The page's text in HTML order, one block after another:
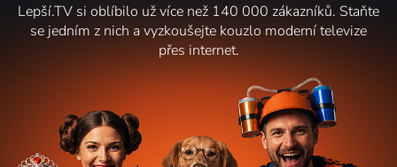
Lepší.TV si oblíbilo už více než 140 000 zákazníků. Staňte
se jedním z nich a vyzkoušejte kouzlo moderní televize
přes internet.